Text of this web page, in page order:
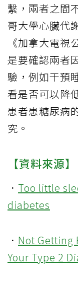
繫，兩者之間
哥大學心臟代
《加拿大電視
是要確認兩者
驗，例如干預
看是否可以降
患者患糖尿病
究。
【資料來源】
． Too little
diabetes
． Not Getting
Your Type 2